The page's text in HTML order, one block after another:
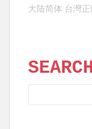
大陆简体 台灣正
SEARCH